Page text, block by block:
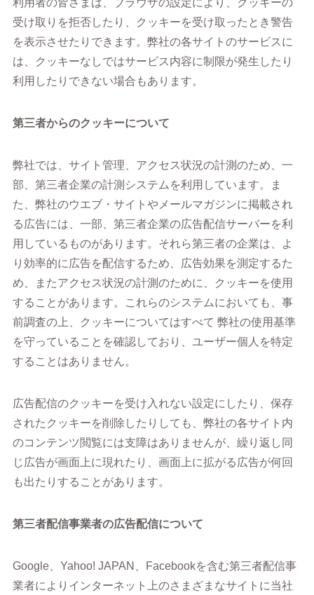
受け取りを拒否したり、クッキーを受け取ったとき警告
を表示させたりできます。弊社の各サイトのサービスに
は、クッキーなしではサービス内容に制限が発生したり
利用したりできない場合もあります。
第三者からのクッキーについて
弊社では、サイト管理、アクセス状況の計測のため、一
部、第三者企業の計測システムを利用しています。ま
た、弊社のウエブ・サイトやメールマガジンに掲載され
る広告には、一部、第三者企業の広告配信サーバーを利
用しているものがあります。それら第三者の企業は、よ
り効率的に広告を配信するため、広告効果を測定するた
め、またアクセス状況の計測のために、クッキーを使用
することがあります。これらのシステムにおいても、事
前調査の上、クッキーについてはすべて 弊社の使用基準
を守っていることを確認しており、ユーザー個人を特定
することはありません。
広告配信のクッキーを受け入れない設定にしたり、保存
されたクッキーを削除したりしても、弊社の各サイト内
のコンテンツ閲覧には支障はありませんが、繰り返し同
じ広告が画面上に現れたり、画面上に拡がる広告が何回
も出たりすることがあります。
第三者配信事業者の広告配信について
Google、Yahoo! JAPAN、Facebookを含む第三者配信事
業者によりインターネット上のさまざまなサイトに当社